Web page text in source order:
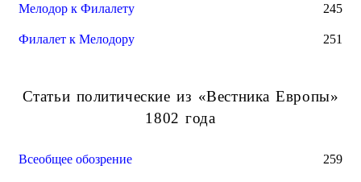
Мелодор к Филалету 245
Филалет к Мелодору 251
Статьи политические из «Вестника Европы»
1802 года
Всеобщее обозрение 259